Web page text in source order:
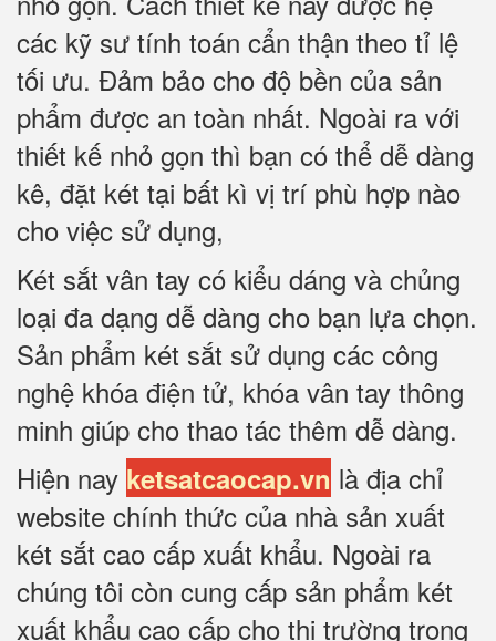
các kỹ sư tính toán cẩn thận theo tỉ lệ
tối ưu. Đảm bảo cho độ bền của sản
phẩm được an toàn nhất. Ngoài ra với
thiết kế nhỏ gọn thì bạn có thể dễ dàng
kê, đặt két tại bất kì vị trí phù hợp nào
cho việc sử dụng,
Két sắt vân tay có kiểu dáng và chủng
loại đa dạng dễ dàng cho bạn lựa chọn.
Sản phẩm két sắt sử dụng các công
nghệ khóa điện tử, khóa vân tay thông
minh giúp cho thao tác thêm dễ dàng.
Hiện nay ketsatcaocap.vn là địa chỉ
website chính thức của nhà sản xuất
két sắt cao cấp xuất khẩu. Ngoài ra
chúng tôi còn cung cấp sản phẩm két
xuất khẩu cao cấp cho thị trường trong